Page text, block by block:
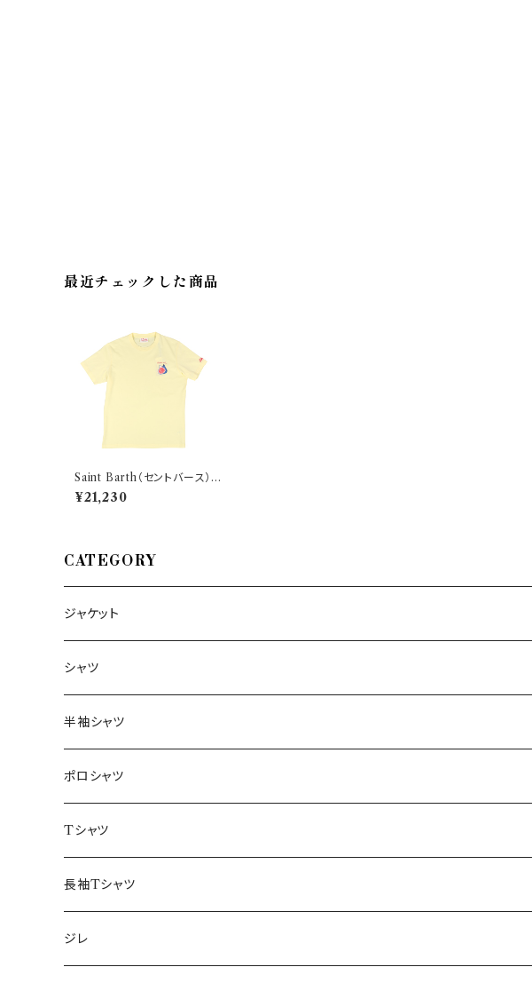
最近チェックした商品
Saint Barth（セントバース）
Uネック半袖Tシャツ SONO
FICO 92 EMB 33122
¥21,230
CATEGORY
ジャケット
～44/S
46/M
48/L
50/XL～
シャツ
～44/S
46/M
48/L
50/XL～
半袖シャツ
～44/S
46/M
48/L
50/XL～
ポロシャツ
～44/S
46/M
48/L
Tシャツ
～44/S
46/M
長袖Tシャツ
～44/S
ジレ